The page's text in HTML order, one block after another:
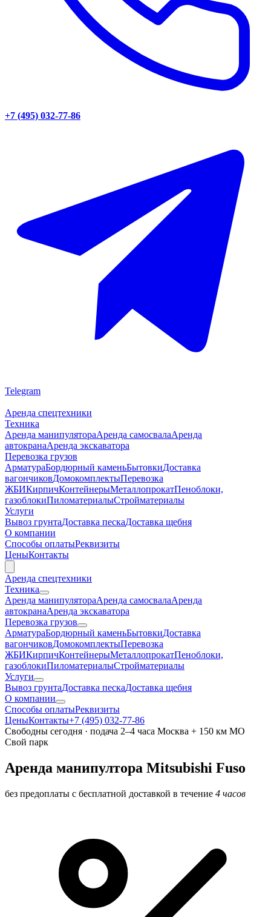
+7 (495) 032-77-86
Telegram
Аренда спецтехники
Техника
Аренда манипулятораАренда самосвалаАренда
автокранаАренда экскаватора
Перевозка грузов
АрматураБордюрный каменьБытовкиДоставка
вагончиковДомокомплектыПеревозка
ЖБИКирпичКонтейнерыМеталлопрокатПеноблоки,
газоблокиПиломатериалыСтройматериалы
Услуги
Вывоз грунтаДоставка пескаДоставка щебня
О компании
Cпособы оплатыРеквизиты
ЦеныКонтакты
Аренда спецтехники
Техника
Аренда манипулятораАренда самосвалаАренда
автокранаАренда экскаватора
Перевозка грузов
АрматураБордюрный каменьБытовкиДоставка
вагончиковДомокомплектыПеревозка
ЖБИКирпичКонтейнерыМеталлопрокатПеноблоки,
газоблокиПиломатериалыСтройматериалы
Услуги
Вывоз грунтаДоставка пескаДоставка щебня
О компании
Cпособы оплатыРеквизиты
ЦеныКонтакты+7 (495) 032-77-86
Свободны сегодня · подача 2–4 часа Москва + 150 км МО
Свой парк
Аренда манипултора Mitsubishi Fuso
без предоплаты с бесплатной доставкой в течение 4 часов